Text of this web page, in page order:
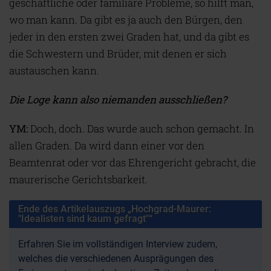
wo man kann. Da gibt es ja auch den Bürgen, den
jeder in den ersten zwei Graden hat, und da gibt es
die Schwestern und Brüder, mit denen er sich
austauschen kann.
Die Loge kann also niemanden ausschließen?
YM: Doch, doch. Das wurde auch schon gemacht. In
allen Graden. Da wird dann einer vor den
Beamtenrat oder vor das Ehrengericht gebracht, die
maurerische Gerichtsbarkeit.
Ende des Artikelauszugs „Hochgrad-Maurer:
"Idealisten sind kaum gefragt"“
Erfahren Sie im vollständigen Interview zudem,
welches die verschiedenen Ausprägungen des